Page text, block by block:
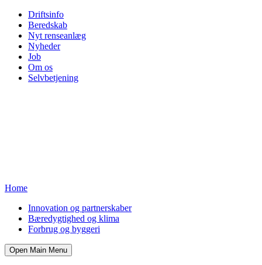
Driftsinfo
Beredskab
Nyt renseanlæg
Nyheder
Job
Om os
Selvbetjening
Home
Innovation og partnerskaber
Bæredygtighed og klima
Forbrug og byggeri
Open Main Menu